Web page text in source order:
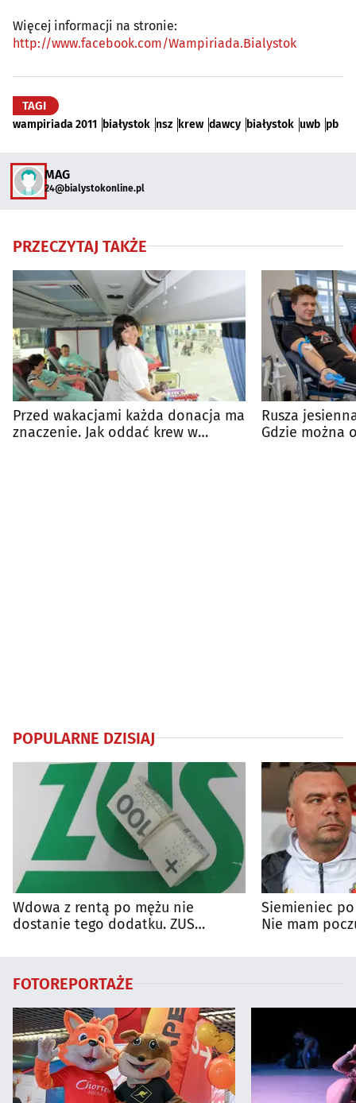
Więcej informacji na stronie:
http://www.facebook.com/Wampiriada.Bialystok
TAGI
wampiriada 2011 białystok nsz krew dawcy białystok uwb pb
MAG
24@bialystokonline.pl
PRZECZYTAJ TAKŻE
Przed wakacjami każda donacja ma
znaczenie. Jak oddać krew w
Rusza
Gdzie można
POPULARNE DZISIAJ
Wdowa z rentą po mężu nie
dostanie tego dodatku. ZUS
Siemieniec
Nie mam
FOTOREPORTAŻE